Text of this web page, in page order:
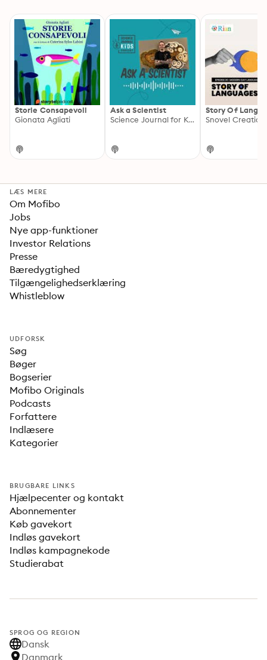
Storie Consapevoli
Gionata Agliati
Ask a Scientist
Science Journal for Kids
Story Of
Snovel
LÆS MERE
Om Mofibo
Jobs
Nye app-funktioner
Investor Relations
Presse
Bæredygtighed
Tilgængelighedserklæring
Whistleblow
UDFORSK
Søg
Bøger
Bogserier
Mofibo Originals
Podcasts
Forfattere
Indlæsere
Kategorier
BRUGBARE LINKS
Hjælpecenter og kontakt
Abonnementer
Køb gavekort
Indløs gavekort
Indløs kampagnekode
Studierabat
SPROG OG REGION
Dansk
Danmark